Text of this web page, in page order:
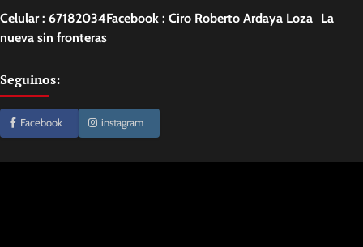
Celular : 67182034Facebook : Ciro Roberto Ardaya Loza La
nueva sin fronteras
Seguinos:
Facebook instagram